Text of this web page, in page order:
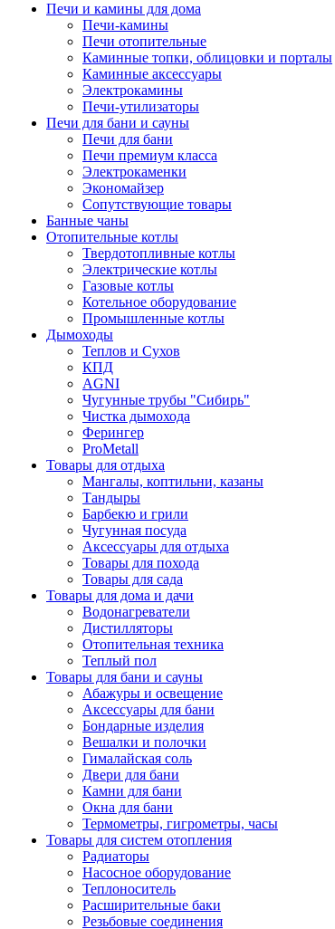
Печи и камины для дома
Печи-камины
Печи отопительные
Каминные топки, облицовки и порталы
Каминные аксессуары
Электрокамины
Печи-утилизаторы
Печи для бани и сауны
Печи для бани
Печи премиум класса
Электрокаменки
Экономайзер
Сопутствующие товары
Банные чаны
Отопительные котлы
Твердотопливные котлы
Электрические котлы
Газовые котлы
Котельное оборудование
Промышленные котлы
Дымоходы
Теплов и Сухов
КПД
AGNI
Чугунные трубы "Сибирь"
Чистка дымохода
Ферингер
ProMetall
Товары для отдыха
Мангалы, коптильни, казаны
Тандыры
Барбекю и грили
Чугунная посуда
Аксессуары для отдыха
Товары для похода
Товары для сада
Товары для дома и дачи
Водонагреватели
Дистилляторы
Отопительная техника
Теплый пол
Товары для бани и сауны
Абажуры и освещение
Аксессуары для бани
Бондарные изделия
Вешалки и полочки
Гималайская соль
Двери для бани
Камни для бани
Окна для бани
Термометры, гигрометры, часы
Товары для систем отопления
Радиаторы
Насосное оборудование
Теплоноситель
Расширительные баки
Резьбовые соединения